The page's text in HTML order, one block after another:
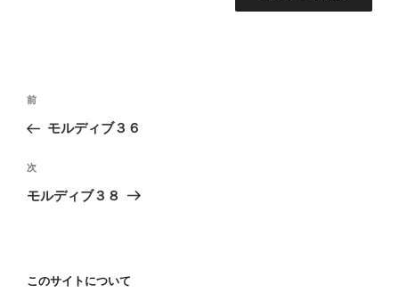
投
ナ
ビ
ゲ
ン
前
の
稿
前
モルディブ３６
次
の
次
モルディブ３８
このサイトについて